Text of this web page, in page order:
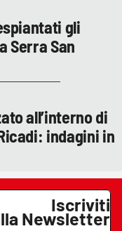
gli
Serra San
all’interno di
indagini in
Iscriviti
Newsletter